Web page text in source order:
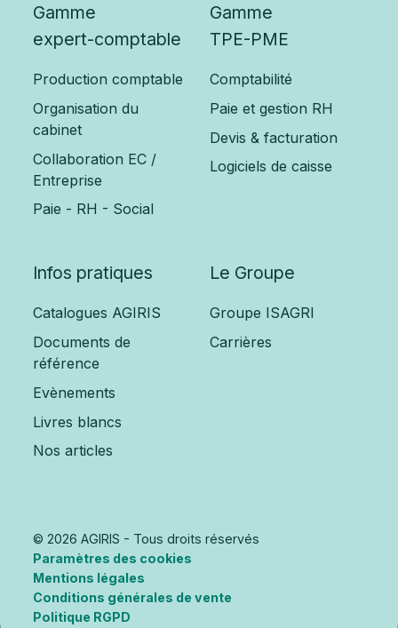
Gamme
expert-comptable
Production comptable
Organisation du
cabinet
Collaboration EC /
Entreprise
Paie - RH - Social
Gamme
TPE-PME
Comptabilité
Paie et gestion RH
Devis & facturation
Logiciels de caisse
Infos pratiques
Catalogues AGIRIS
Documents de
référence
Evènements
Livres blancs
Nos articles
Le Groupe
Groupe ISAGRI
Carrières
© 2026 AGIRIS - Tous droits réservés
Paramètres des cookies
Mentions légales
Conditions générales de vente
Politique RGPD